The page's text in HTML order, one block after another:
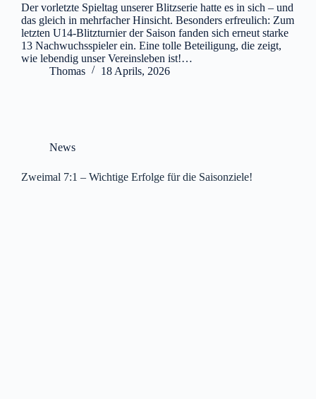
Der vorletzte Spieltag unserer Blitzserie hatte es in sich – und
das gleich in mehrfacher Hinsicht. Besonders erfreulich: Zum
letzten U14-Blitzturnier der Saison fanden sich erneut starke
13 Nachwuchsspieler ein. Eine tolle Beteiligung, die zeigt,
wie lebendig unser Vereinsleben ist!…
Thomas
18 Aprils, 2026
News
Zweimal 7:1 – Wichtige Erfolge für die Saisonziele!